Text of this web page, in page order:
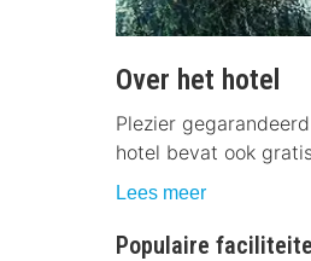
Over het hotel
Plezier
hotel bevat ook
Lees meer
Populaire